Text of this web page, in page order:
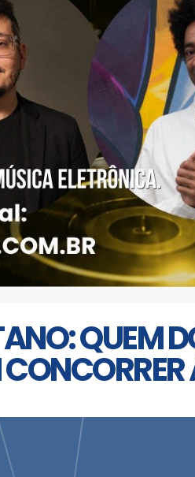
QUEM